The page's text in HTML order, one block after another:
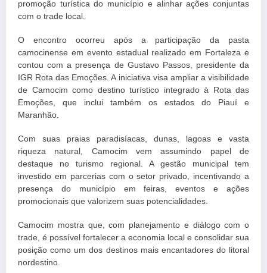
promoção turística do município e alinhar ações conjuntas
com o trade local.
O encontro ocorreu após a participação da pasta
camocinense em evento estadual realizado em Fortaleza e
contou com a presença de Gustavo Passos, presidente da
IGR Rota das Emoções. A iniciativa visa ampliar a visibilidade
de Camocim como destino turístico integrado à Rota das
Emoções, que inclui também os estados do Piauí e
Maranhão.
Com suas praias paradisíacas, dunas, lagoas e vasta
riqueza natural, Camocim vem assumindo papel de
destaque no turismo regional. A gestão municipal tem
investido em parcerias com o setor privado, incentivando a
presença do município em feiras, eventos e ações
promocionais que valorizem suas potencialidades.
Camocim mostra que, com planejamento e diálogo com o
trade, é possível fortalecer a economia local e consolidar sua
posição como um dos destinos mais encantadores do litoral
nordestino.